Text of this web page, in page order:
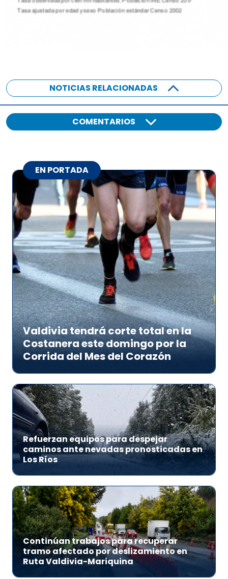
NOTICIAS RELACIONADAS
COMENTARIOS
EN PORTADA
Valdivia tendrá corte total en la
Costanera este domingo por la
Corrida del Mes del Corazón
Refuerzan equipos para despejar
caminos ante nevadas pronosticadas en
Los Ríos
Continúan trabajos para recuperar
tramo afectado por deslizamiento en
Ruta Valdivia-Mariquina